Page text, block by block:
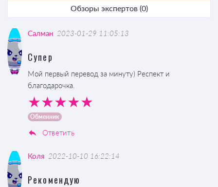
Обзоры экспертов (0)
Салман 2023-01-29 11:05:13
Супер
Мой первый перевод за минуту) Респект и
благодарочка.
Обменник
Ответить
Коля 2022-10-10 16:22:14
Рекомендую